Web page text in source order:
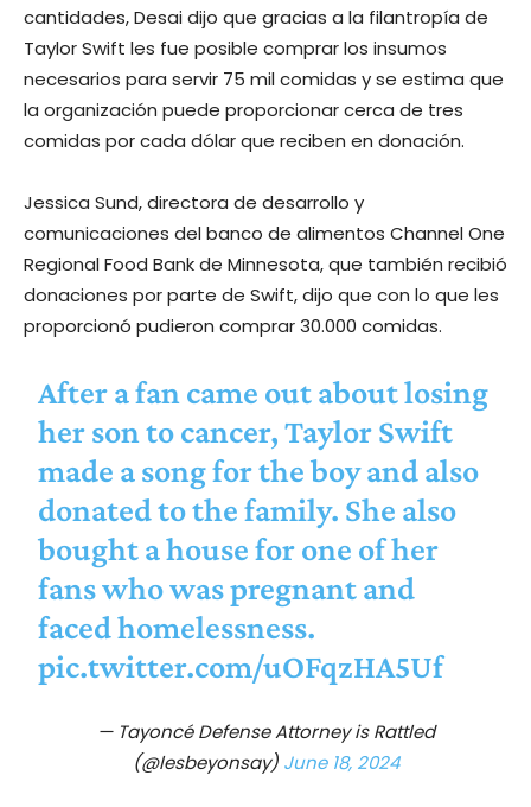
cantidades, Desai dijo que gracias a la filantropía de
Taylor Swift les fue posible comprar los insumos
necesarios para servir 75 mil comidas y se estima que
la organización puede proporcionar cerca de tres
comidas por cada dólar que reciben en donación.
Jessica Sund, directora de desarrollo y
comunicaciones del banco de alimentos Channel One
Regional Food Bank de Minnesota, que también recibió
donaciones por parte de Swift, dijo que con lo que les
proporcionó pudieron comprar 30.000 comidas.
After a fan came out about losing
her son to cancer, Taylor Swift
made a song for the boy and also
donated to the family. She also
bought a house for one of her
fans who was pregnant and
faced homelessness.
pic.twitter.com/uOFqzHA5Uf
— Tayoncé Defense Attorney is Rattled
(@lesbeyonsay) June 18, 2024